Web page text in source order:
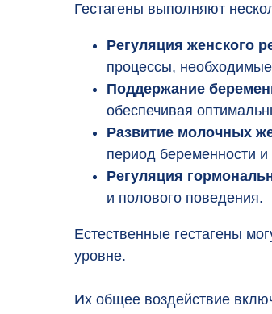
Гестагены выполняют
Регуляция женского
процессы,
Поддержание
обеспечивая
Развитие молочных
период беременности и
Регуляция
и полового поведения.
Естественные гестагены
уровне.
Их общее воздействие